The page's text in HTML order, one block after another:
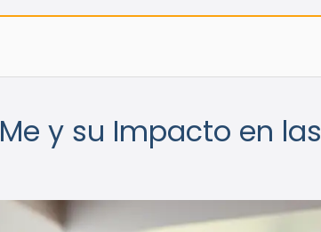
y su Impacto en las